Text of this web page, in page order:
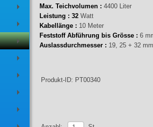
+
Max. Teichvolumen :4400 Liter
Leistung : 32 Watt
Kabellänge : 10 Meter
Feststoff Abführung bis Grösse : 6
Auslassdurchmesser : 19, 25 + 32 mm
Produkt-ID: PT00340